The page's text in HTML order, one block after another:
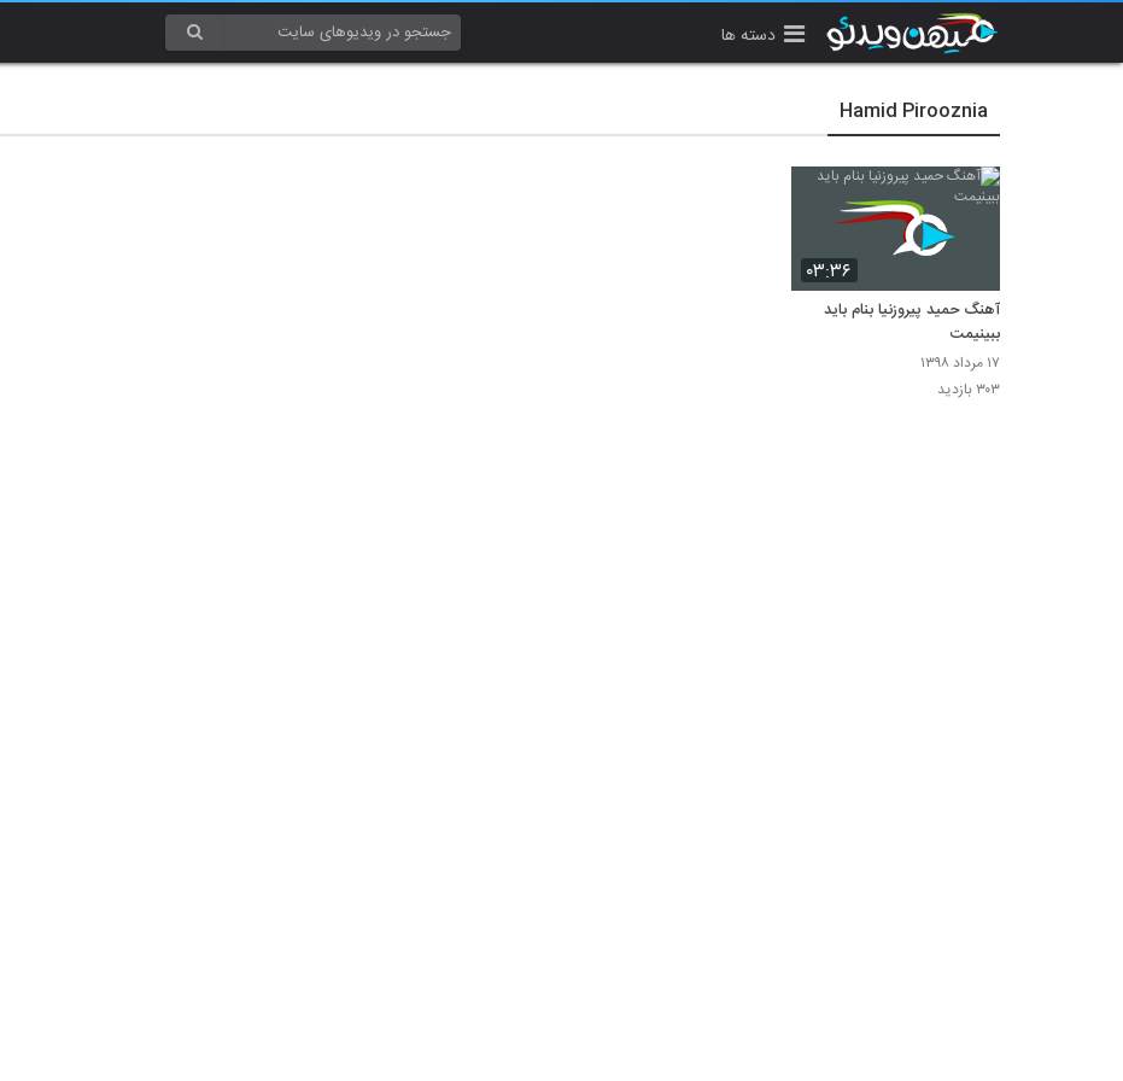
دسته ها
Hamid Pirooznia
۰۳:۳۶
آهنگ حمید پیروزنیا بنام باید
ببینیمت
۱۷ مرداد ۱۳۹۸
۳۰۳ بازدید